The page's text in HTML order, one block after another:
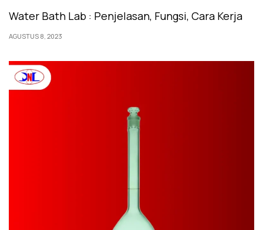
Water Bath Lab : Penjelasan, Fungsi, Cara Kerja
AGUSTUS 8, 2023